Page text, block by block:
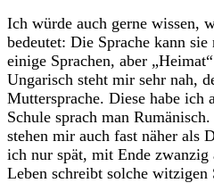
Ich würde auch gerne wissen,
bedeutet: Die Sprache kann
einige Sprachen, aber
Ungarisch steht mir sehr nah,
Muttersprache. Diese habe ich
Schule sprach man
stehen mir auch fast näher als
ich nur spät, mit Ende zwanzig
Leben schreibt solche witzigen